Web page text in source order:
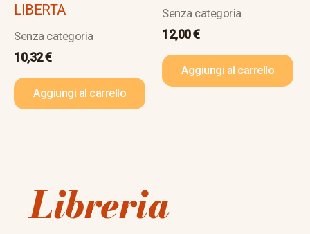
LIBERTA
Senza categoria
10,32€
Aggiungi al carrello
Senza categoria
12,00€
Aggiungi al carrello
Libreria